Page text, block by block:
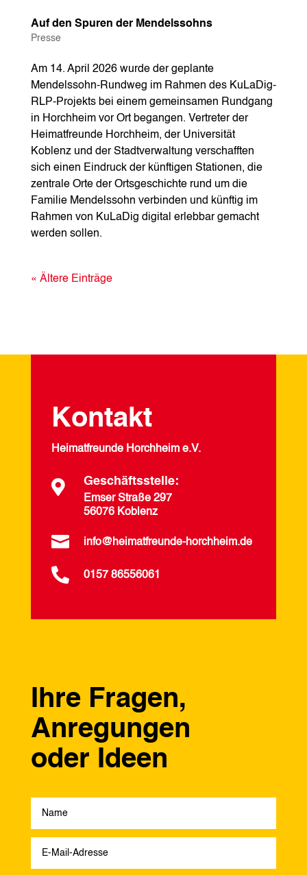
Auf den Spuren der Mendelssohns
Presse
Am 14. April 2026 wurde der geplante
Mendelssohn-Rundweg im Rahmen des KuLaDig-
RLP-Projekts bei einem gemeinsamen Rundgang
in Horchheim vor Ort begangen. Vertreter der
Heimatfreunde Horchheim, der Universität
Koblenz und der Stadtverwaltung verschafften
sich einen Eindruck der künftigen Stationen, die
zentrale Orte der Ortsgeschichte rund um die
Familie Mendelssohn verbinden und künftig im
Rahmen von KuLaDig digital erlebbar gemacht
werden sollen.
« Ältere Einträge
Kontakt
Heimatfreunde Horchheim e.V.
 Geschäftsstelle:
Emser Straße 297
56076 Koblenz
 info@heimatfreunde-horchheim.de
 0157 86556061
Ihre Fragen,
Anregungen
oder Ideen